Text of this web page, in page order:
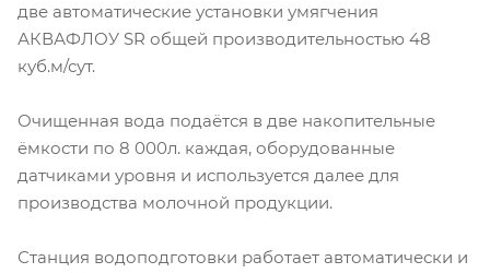
две автоматические установки умягчения
АКВАФЛОУ SR общей производительностью 48
куб.м/сут.
Очищенная вода подаётся в две накопительные
ёмкости по 8 000л. каждая, оборудованные
датчиками уровня и используется далее для
производства молочной продукции.
Станция водоподготовки работает автоматически и